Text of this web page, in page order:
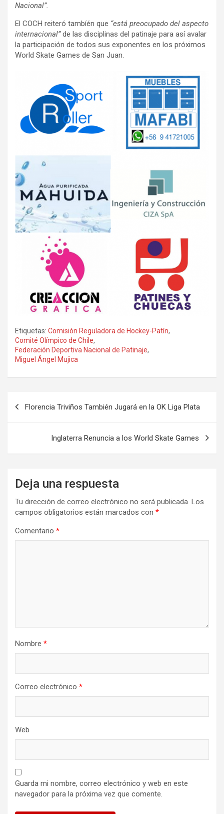
Nacional”.
El COCH reiteró tambíén que “está preocupado del aspecto
internacional”de las disciplinas del patinaje para así avalar
la participación de todos sus exponentes en los próximos
World Skate Games de San Juan.
Etiquetas: Comisión Reguladora de Hockey-Patín,
Comité Olímpico de Chile,
Federación Deportiva Nacional de Patinaje,
Miguel Ángel Mujica
Florencia Triviños También Jugará en la OK Liga Plata
Inglaterra Renuncia a los World Skate Games
Deja una respuesta
Tu dirección de correo electrónico no será publicada. Los
campos obligatorios están marcados con *
Comentario *
Nombre *
Correo electrónico *
Web
Guarda mi nombre, correo electrónico y web en este
navegador para la próxima vez que comente.